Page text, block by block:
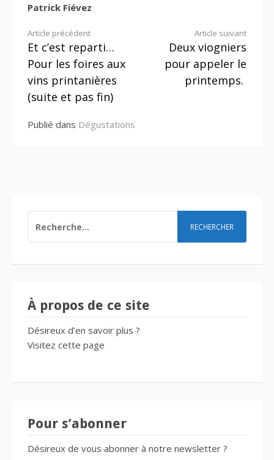
Patrick Fiévez
Lire
la
suite
Article précédent
Et c’est reparti…
Pour les foires aux
vins printanières
(suite et pas fin)
Article suivant
Deux viogniers
pour appeler le
printemps.
Publié dans Dégustations
À propos de ce site
Désireux d’en savoir plus ?
Visitez cette page
Pour s’abonner
Désireux de vous abonner à notre newsletter ?